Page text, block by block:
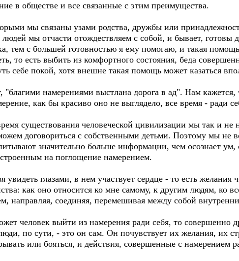
в обществе и все связанные с этим преимущества.
мы связаны узами родства, дружбы или
мы отчасти отождествляем с собой, и бывает, готовы
тем с большей готовностью я ему помогаю, и такая
то есть выбить из комфортного состояния, беда
себе покой, хотя внешне такая помощь может казаться
"благими намерениями выстлана дорога в ад". Нам
как бы красиво оно не выглядело, все время - ради
существования человеческой цивилизации мы так и
договориться с собственными детьми. Поэтому мы не
значительно больше информации, чем осознает
на поглощение намерением.
увидеть глазами, в нем участвует сердце - то есть
как оно относится ко мне самому, к другим людям, ко
направляя, соединяя, перемешивая между собой
человек выйти из намерения ради себя, то совершенно
по сути, - это он сам. Он почувствует их желания, их
или бояться, и действия, совершенные с намерением